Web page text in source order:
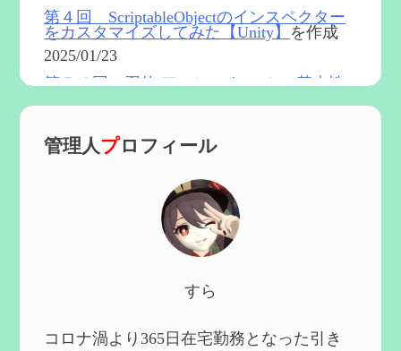
第４回 ScriptableObjectのインスペクター
をカスタマイズしてみた【Unity】 を作成
2025/01/23
第５４回 召使(アルレッキーノ)の基本性
第６０回 炎神マーヴィカの性能、探索に
第５９回 アチーブメント「対決者・２」
を作成
第５８回 集敵以外のすべてを持ってしま
ったサポーターシロネンの解説【2凸ま
2024/09/02
管理人プロフィール
すら
コロナ渦より365日在宅勤務となった引き